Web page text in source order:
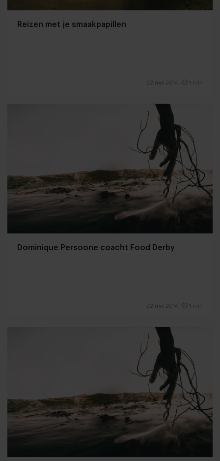
Reizen met je smaakpapillen
22 mei 2014 1 min
Dominique Persoone coacht Food Derby
22 mei 2014 1 min